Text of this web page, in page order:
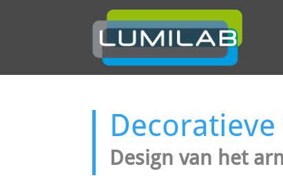
Design van het